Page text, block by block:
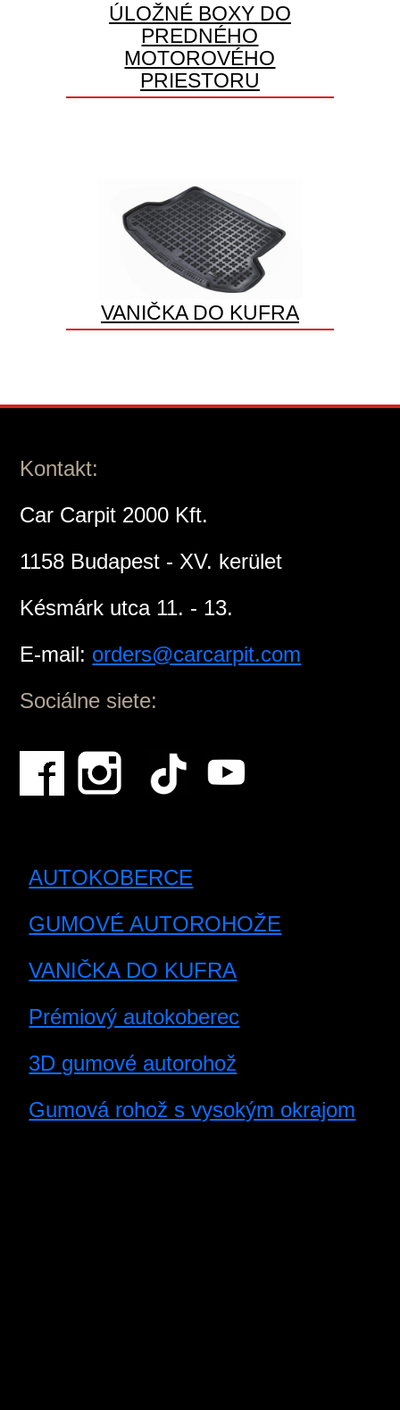
ÚLOŽNÉ BOXY DO
PREDNÉHO
MOTOROVÉHO
PRIESTORU
VANIČKA DO KUFRA
Kontakt:
Car Carpit 2000 Kft.
1158 Budapest - XV. kerület
Késmárk utca 11. - 13.
E-mail: orders@carcarpit.com
Sociálne siete:
AUTOKOBERCE
GUMOVÉ AUTOROHOŽE
VANIČKA DO KUFRA
Prémiový autokoberec
3D gumové autorohož
Gumová rohož s vysokým okrajom